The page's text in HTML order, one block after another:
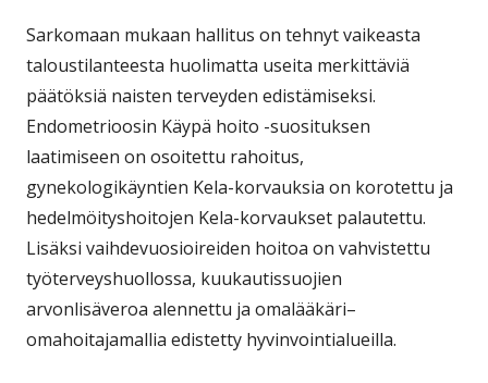
Sarkomaan mukaan hallitus on tehnyt vaikeasta
taloustilanteesta huolimatta useita merkittäviä
päätöksiä naisten terveyden edistämiseksi.
Endometrioosin Käypä hoito -suosituksen
laatimiseen on osoitettu rahoitus,
gynekologikäyntien Kela-korvauksia on korotettu ja
hedelmöityshoitojen Kela-korvaukset palautettu.
Lisäksi vaihdevuosioireiden hoitoa on vahvistettu
työterveyshuollossa, kuukautissuojien
arvonlisäveroa alennettu ja omalääkäri–
omahoitajamallia edistetty hyvinvointialueilla.